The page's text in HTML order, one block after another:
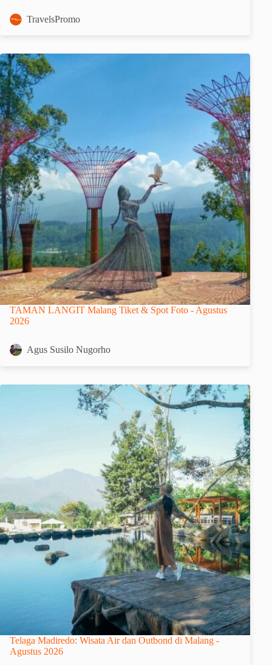
TravelsPromo
TAMAN LANGIT Malang Tiket & Spot Foto - Agustus
2026
Agus Susilo Nugorho
Telaga Madiredo: Wisata Air dan Outbond di Malang -
Agustus 2026